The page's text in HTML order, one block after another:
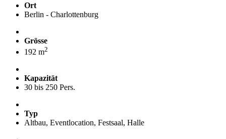
Ort
Berlin - Charlottenburg
Grösse
192 m2
Kapazität
30 bis 250 Pers.
Typ
Altbau, Eventlocation, Festsaal, Halle